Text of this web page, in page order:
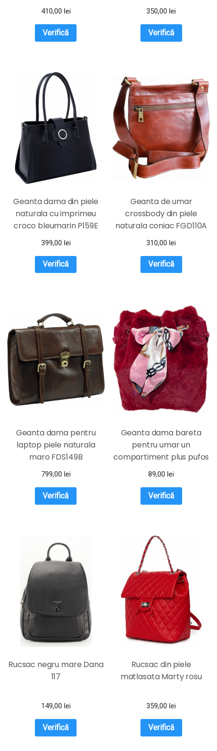
410,00 lei
Verifică
350,00lei
Verifică
Geanta dama din piele
naturala cu imprimeu
croco bleumarin P159E
399,00 lei
Verifică
Geanta de umar
crossbody din piele
naturala coniac FGD110A
310,00lei
Verifică
Geanta dama pentru
laptop piele naturala
maro FDS149B
799,00 lei
Verifică
Geanta dama bareta
pentru umar un
compartiment plus pufos
rosie EFAYN.RO
89,00lei
Verifică
Rucsac negru mare Dana
117
149,00 lei
Verifică
Rucsac din piele
matlasata Marty rosu
359,00lei
Verifică